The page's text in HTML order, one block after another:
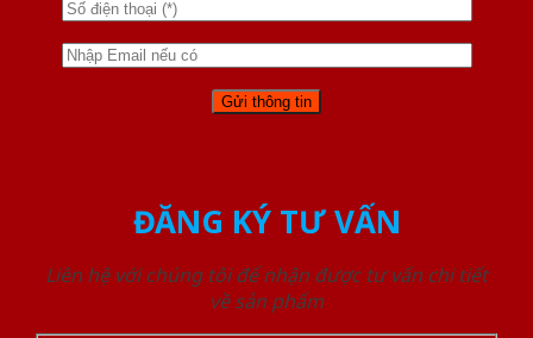
ĐĂNG KÝ TƯ VẤN
Liên hệ với chúng tôi để nhận được tư vấn chi tiết
về sản phẩm